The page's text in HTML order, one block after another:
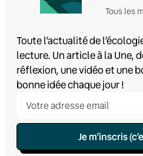
Tous les
Toute l’actualité de
lecture. Un article à la Une,
réflexion, une vidéo et une
bonne idée chaque jour !
Je m’inscris